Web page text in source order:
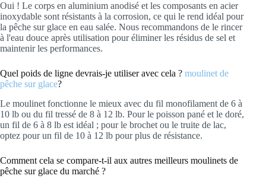
Oui ! Le corps en aluminium anodisé et les composants en acier
inoxydable sont résistants à la corrosion, ce qui le rend idéal pour
la pêche sur glace en eau salée. Nous recommandons de le rincer
à l'eau douce après utilisation pour éliminer les résidus de sel et
maintenir les performances.
Quel poids de ligne devrais-je utiliser avec cela ? moulinet de
pêche sur glace?
Le moulinet fonctionne le mieux avec du fil monofilament de 6 à
10 lb ou du fil tressé de 8 à 12 lb. Pour le poisson pané et le doré,
un fil de 6 à 8 lb est idéal ; pour le brochet ou le truite de lac,
optez pour un fil de 10 à 12 lb pour plus de résistance.
Comment cela se compare-t-il aux autres meilleurs moulinets de
pêche sur glace du marché ?